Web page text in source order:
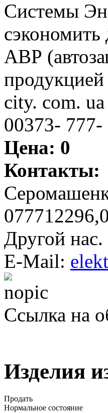
Системы
сэкономить
АВР
city. com.
00373- 777-
Цена: 0
Контакты:
Другой нас.
E-Mail:
Ссылка на
Изделия
Продать
Нормальное состояние